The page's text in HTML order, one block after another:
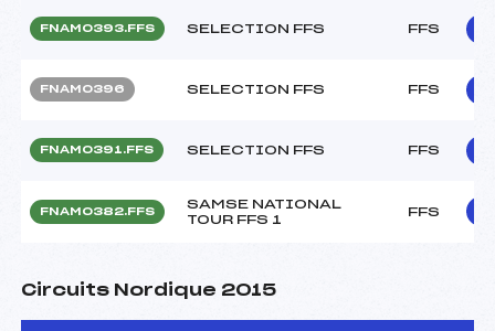
FNAM0393.FFS SELECTION FFS FFS
FNAM0396 SELECTION FFS FFS
FNAM0391.FFS SELECTION FFS FFS
FNAM0382.FFS
SAMSE NATIONAL
TOUR FFS 1
FFS
Circuits Nordique 2015